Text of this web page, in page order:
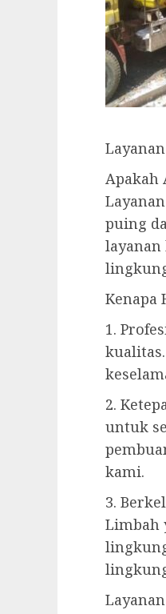
Apakah
puing
Kenapa
1.
2.
untuk
kami.
3.
Limbah